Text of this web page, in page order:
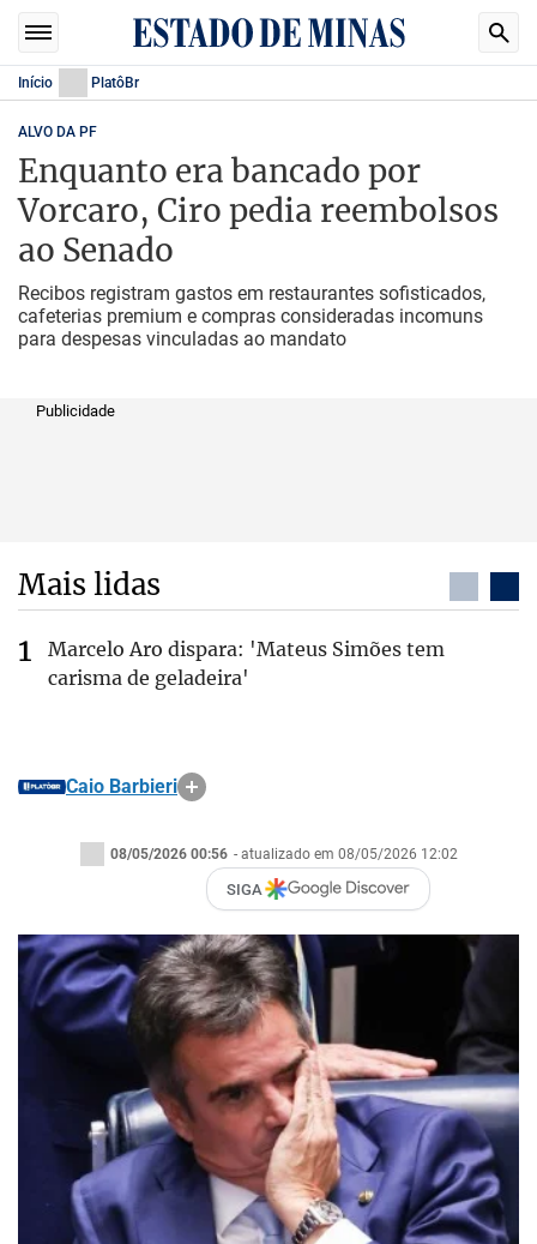
Início PlatôBr
ALVO DA PF
Enquanto era bancado por
Vorcaro, Ciro pedia reembolsos
ao Senado
Recibos registram gastos em restaurantes sofisticados,
cafeterias premium e compras consideradas incomuns
para despesas vinculadas ao mandato
Publicidade
Mais lidas
Marcelo Aro dispara: 'Mateus Simões tem
carisma de geladeira'
Caio Barbieri
08/05/2026 00:56 - atualizado em 08/05/2026 12:02
SIGA